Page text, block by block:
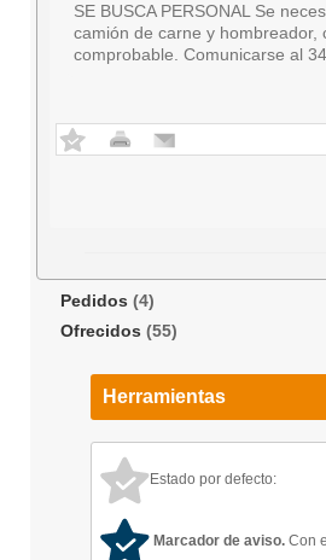
SE BUSCA PERSONAL Se
camión de carne y hombreador,
comprobable. Comunicarse al
Pedidos (4)
Ofrecidos (55)
Herramientas
Estado por defecto:
Marcador de aviso. Con